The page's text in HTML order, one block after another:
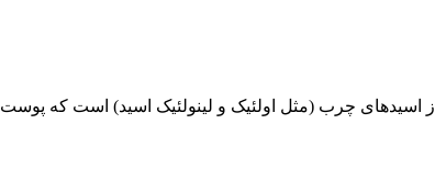
چرب (مثل اولئیک و لینولئیک اسید) است که پوست